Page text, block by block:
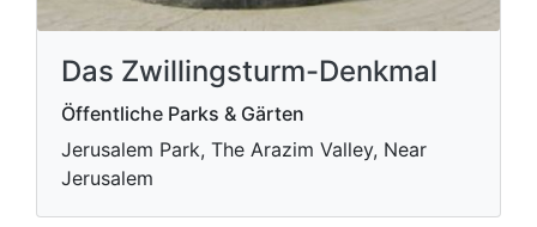
Das Zwillingsturm-Denkmal
Öffentliche Parks & Gärten
Jerusalem Park, The Arazim Valley, Near
Jerusalem